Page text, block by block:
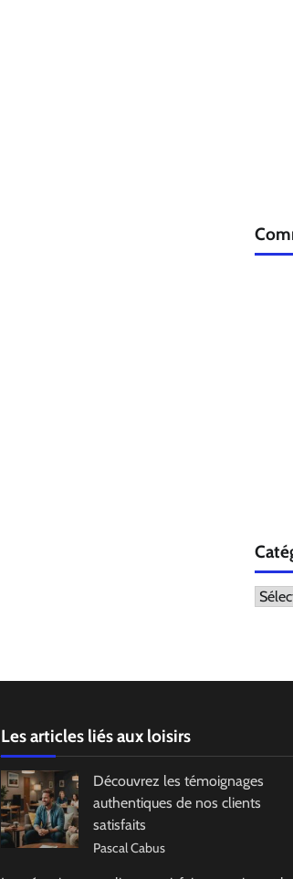
Les articles liés aux loisirs
Découvrez les témoignages
authentiques de nos clients
satisfaits
Pascal Cabus